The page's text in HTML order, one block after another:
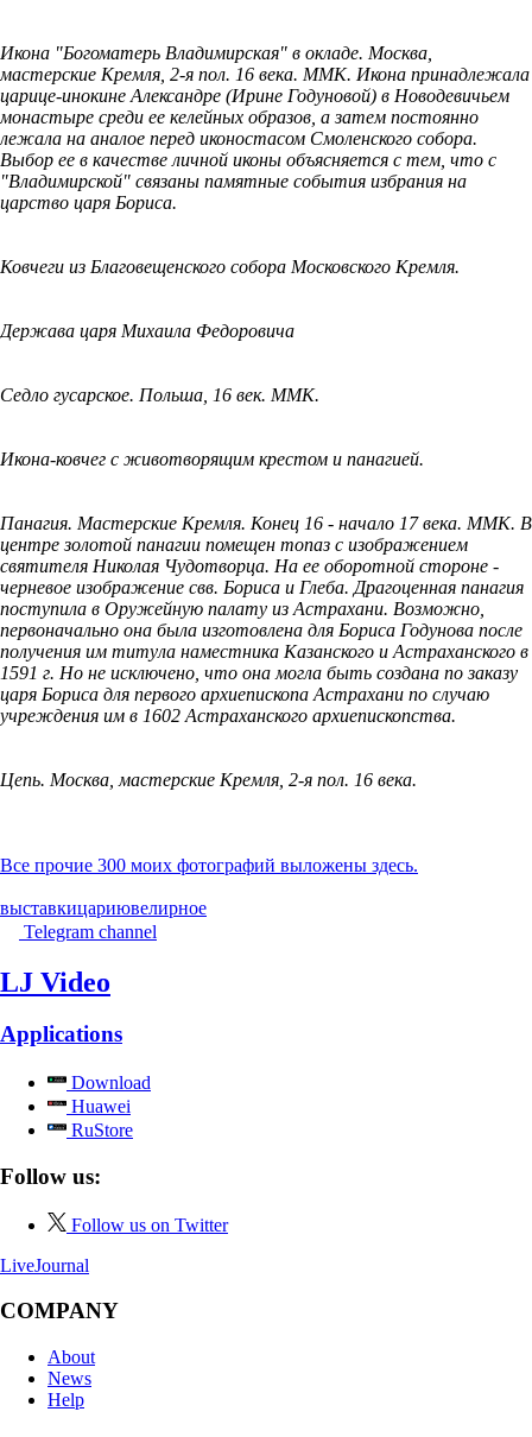
Икона "Богоматерь Владимирская" в окладе. Москва,
мастерские Кремля, 2-я пол. 16 века. ММК. Икона принадлежала
царице-инокине Александре (Ирине Годуновой) в Новодевичьем
монастыре среди ее келейных образов, а затем постоянно
лежала на аналое перед иконостасом Смоленского собора.
Выбор ее в качестве личной иконы объясняется с тем, что с
"Владимирской" связаны памятные события избрания на
царство царя Бориса.
Ковчеги из Благовещенского собора Московского Кремля.
Держава царя Михаила Федоровича
Седло гусарское. Польша, 16 век. ММК.
Икона-ковчег с животворящим крестом и панагией.
Панагия. Мастерские Кремля. Конец 16 - начало 17 века. ММК. В
центре золотой панагии помещен топаз с изображением
святителя Николая Чудотворца. На ее оборотной стороне -
черневое изображение свв. Бориса и Глеба. Драгоценная панагия
поступила в Оружейную палату из Астрахани. Возможно,
первоначально она была изготовлена для Бориса Годунова после
получения им титула наместника Казанского и Астраханского в
1591 г. Но не исключено, что она могла быть создана по заказу
царя Бориса для первого архиепископа Астрахани по случаю
учреждения им в 1602 Астраханского архиепископства.
Цепь. Москва, мастерские Кремля, 2-я пол. 16 века.
Все прочие 300 моих фотографий выложены здесь.
выставкицариювелирное
Telegram channel
LJ Video
Applications
Download
Huawei
RuStore
Follow us:
Follow us on Twitter
LiveJournal
COMPANY
About
News
Help